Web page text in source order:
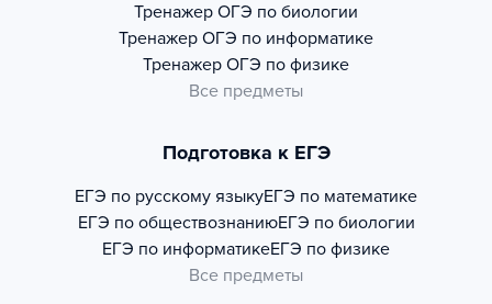
Тренажер ОГЭ по биологии
Тренажер ОГЭ по информатике
Тренажер ОГЭ по физике
Все предметы
Подготовка к ЕГЭ
ЕГЭ по русскому языкуЕГЭ по математике
ЕГЭ по обществознаниюЕГЭ по биологии
ЕГЭ по информатикеЕГЭ по физике
Все предметы